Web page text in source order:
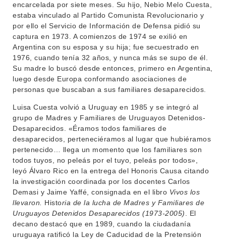
INSTITUCIONAL
DEPARTAMENTOS
ENSEÑANZA
INVESTIGACIÓN
EXTENSIÓN
SERVICIOS
LLAMADOS
NOTICIAS
CONTACTO
BEDELÍA
EVA FCS
POSGRADOS
EDUCACIÓN PERMANENTE
MOVILIDAD ACADÉMICA
BIBLIOTECA
encarcelada por siete meses. Su hijo, Nebio Melo Cuesta,
estaba vinculado al Partido Comunista Revolucionario y
por ello el Servicio de Información de Defensa pidió su
captura en 1973. A comienzos de 1974 se exilió en
Argentina con su esposa y su hija; fue secuestrado en
1976, cuando tenía 32 años, y nunca más se supo de él.
Su madre lo buscó desde entonces, primero en Argentina,
luego desde Europa conformando asociaciones de
personas que buscaban a sus familiares desaparecidos.
Luisa Cuesta volvió a Uruguay en 1985 y se integró al
grupo de Madres y Familiares de Uruguayos Detenidos-
Desaparecidos. «Éramos todos familiares de
desaparecidos, perteneciéramos al lugar que hubiéramos
pertenecido… llega un momento que los familiares son
todos tuyos, no peleás por el tuyo, peleás por todos»,
leyó Álvaro Rico en la entrega del Honoris Causa citando
la investigación coordinada por los docentes Carlos
Demasi y Jaime Yaffé, consignada en el libro Vivos los
llevaron.
Historia de la lucha de Madres y Familiares de
Uruguayos Detenidos Desaparecidos (1973-2005) . El
decano destacó que en 1989, cuando la ciudadanía
uruguaya ratificó la Ley de Caducidad de la Pretensión